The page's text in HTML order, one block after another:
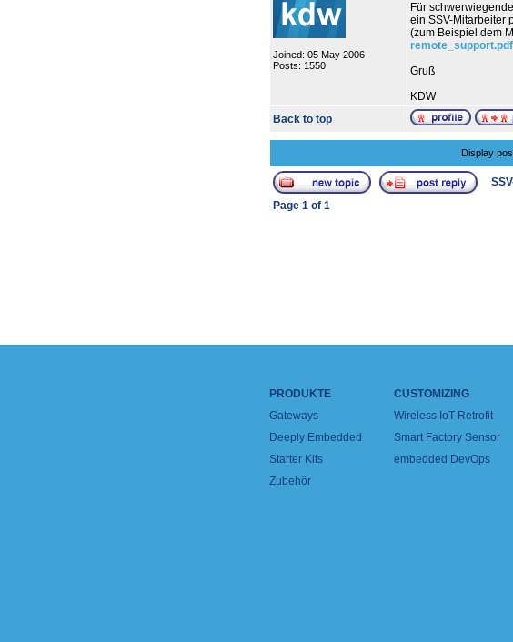
Joined: 05 May 2006
Posts: 1550
Für
ein SSV-Mitarbeiter
(zum Beispiel dem
remote_support.pdf
Gruß
KDW
Back to top
Display
Page 1 of 1
PRODUKTE
Gateways
Deeply Embedded
Starter Kits
Zubehör
CUSTOMIZING
Wireless IoT Retrofit
Smart Factory Sensor
embedded DevOps